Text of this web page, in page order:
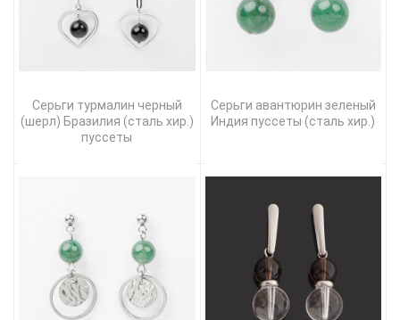
Серьги турмалин черный
(шерл) Бразилия (сталь хир.)
пуссеты
Серьги авантюрин зеленый
Индия пуссеты (сталь хир.)